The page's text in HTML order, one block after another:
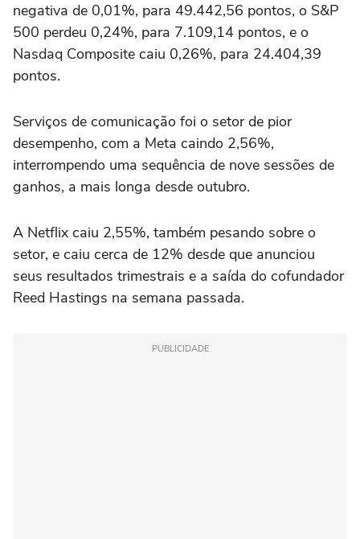
negativa de 0,01%, para 49.442,56 pontos, o S&P
500 perdeu 0,24%, para 7.109,14 pontos, e o
Nasdaq Composite caiu 0,26%, para 24.404,39
pontos.
Serviços de comunicação foi o setor de pior
desempenho, com a Meta caindo 2,56%,
‌interrompendo uma sequência de nove sessões de
ganhos, a mais longa desde outubro.
A Netflix caiu 2,55%, também pesando sobre o
setor, e caiu cerca de 12% desde que anunciou
⁠seus resultados trimestrais e a saída do cofundador
Reed Hastings na semana passada.
PUBLICIDADE